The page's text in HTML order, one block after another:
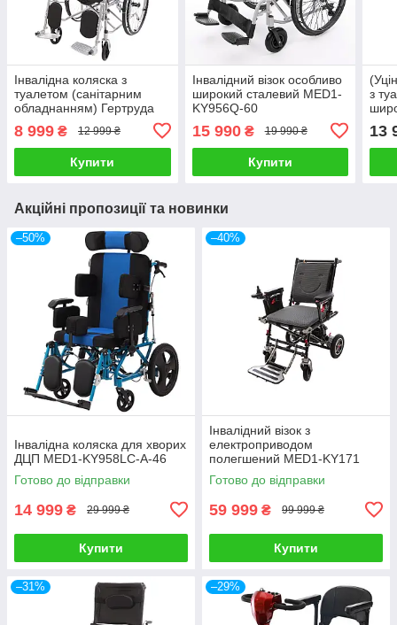
Інвалідна коляска з
туалетом (санітарним
обладнанням) Гертруда
8 999 ₴ 12 999 ₴
Купити
Інвалідний візок особливо
широкий сталевий MED1-
KY956Q-60
15 990₴ 19 990 ₴
Купити
з
13
Акційні пропозиції та новинки
–50%
Інвалідна коляска для хворих
ДЦП MED1-KY958LC-A-46
Готово до відправки
14 999 ₴ 29 999 ₴
Купити
–40%
Інвалідний візок з
електроприводом
полегшений MED1-KY171
Готово до відправки
59 999 ₴ 99 999 ₴
Купити
–31% –29%